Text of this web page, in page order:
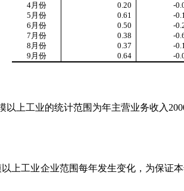
4月份 0.20
-
5 月份 0.61
-
6 月份 0.50
-
7 月份 0.38
-
8 月份 0.37
-
9 月份 0.64 -
以上工业的统计范围为年主营业务收入
工业企业范围每年发生变化，为保证本